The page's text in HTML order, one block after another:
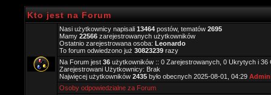
Kto jest na Forum
Nasi użytkownicy napisali 13464 postów, tematów 2695
Mamy 22566 zarejestrowanych użytkowników
Ostatnio zarejestrowana osoba: Leonardo
To forum odwiedzono już 30823239 razy
Na Forum jest 36 użytkowników :: 0 Zarejestrowanych, 0 Ukrytych i 36
Zarejestrowani Użytkownicy: Brak
Najwięcej użytkowników 2435 było obecnych 2025-08-01, 04:29
Osoby odpowiedzialne za Forum